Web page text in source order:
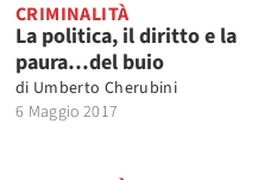
CRIMINALITÀ
La politica, il diritto e la
paura…del buio
di Umberto Cherubini
6 Maggio 2017